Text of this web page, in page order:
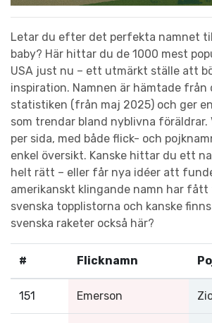
Letar du efter det perfekta namnet
baby? Här hittar du de 1000 mest
USA just nu – ett utmärkt ställe att
inspiration. Namnen är hämtade från
statistiken (från maj 2025) och ger
som trendar bland nyblivna föräldrar.
per sida, med både flick- och
enkel översikt. Kanske hittar du ett
helt rätt – eller får nya idéer att
amerikanskt klingande namn har fått
svenska topplistorna och kanske
svenska raketer också här?
# Flicknamn
151 Emerson